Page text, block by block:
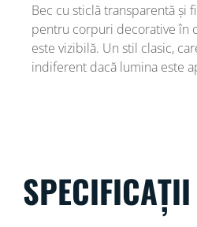
Bec cu sticlă transparentă și
pentru corpuri decorative în
este vizibilă. Un stil clasic,
indiferent dacă lumina este
SPECIFICAȚII